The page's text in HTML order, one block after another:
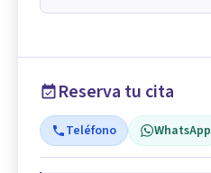
Reserva tu cita
Teléfono WhatsApp